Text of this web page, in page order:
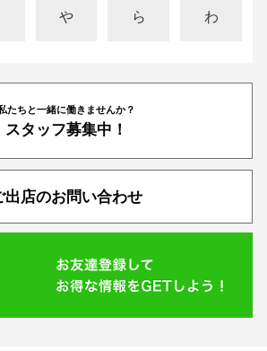
や ら わ
たちと一緒に働きませんか？
スタッフ募集中！
出店のお問い合わせ